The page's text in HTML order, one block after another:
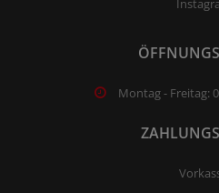
Montag - Freitag: